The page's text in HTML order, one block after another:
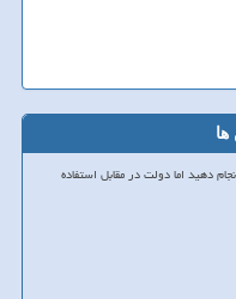
ها
دهید اما دولت در مقابل استفاده